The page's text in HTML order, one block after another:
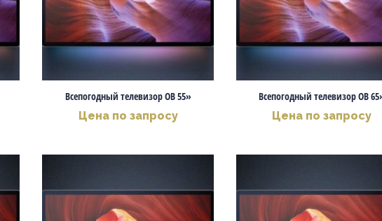
Всепогодный телевизор OB 55»
Цена по запросу
Всепогодный телевизор OB
Цена по запросу